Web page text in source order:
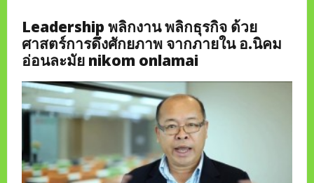
Leadership พลิกงาน พลิกธุรกิจ ด้วย
ศาสตร์การดึงศักยภาพ จากภายใน อ.นิคม
อ่อนละมัย nikom onlamai